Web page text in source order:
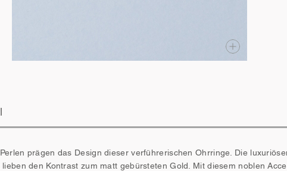
prägen das Design dieser verführerischen Ohrringe. Die
den Kontrast zum matt gebürsteten Gold. Mit diesem noblen